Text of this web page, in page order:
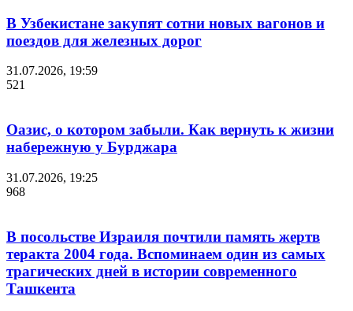
В Узбекистане закупят сотни новых вагонов и
поездов для железных дорог
31.07.2026, 19:59
521
Оазис, о котором забыли. Как вернуть к жизни
набережную у Бурджара
31.07.2026, 19:25
968
В посольстве Израиля почтили память жертв
теракта 2004 года. Вспоминаем один из самых
трагических дней в истории современного
Ташкента